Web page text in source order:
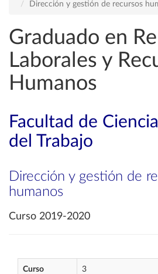
Dirección y gestión de recursos
Graduado en
Laborales y
Humanos
Facultad de
del Trabajo
Dirección y gestión de
humanos
Curso 2019-2020
Curso 3